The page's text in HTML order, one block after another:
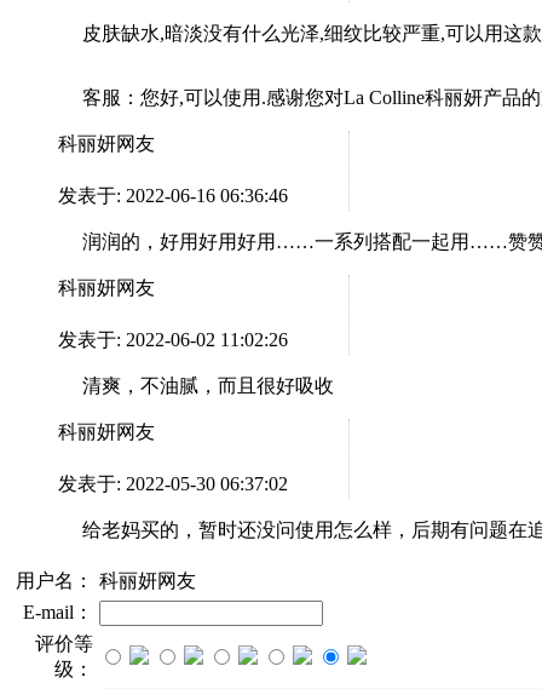
皮肤缺水,暗淡没有什么光泽,细纹比较严重,可以用这
客服： 您好,可以使用.感谢您对La Colline科丽妍产品
科丽妍网友
发表于: 2022-06-16 06:36:46
润润的，好用好用好用……一系列搭配一起用……赞
科丽妍网友
发表于: 2022-06-02 11:02:26
清爽，不油腻，而且很好吸收
科丽妍网友
发表于: 2022-05-30 06:37:02
给老妈买的，暂时还没问使用怎么样，后期有问题在
用户名：
科丽妍网友
E-mail：
评价等
级：